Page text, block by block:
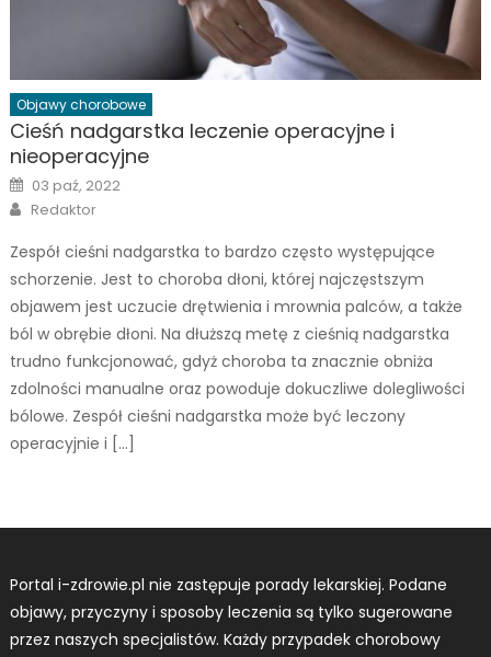
Objawy chorobowe
Cieśń nadgarstka leczenie operacyjne i
nieoperacyjne
Posted
on
03 paź, 2022
Author
Redaktor
Zespół cieśni nadgarstka to bardzo często występujące
schorzenie. Jest to choroba dłoni, której najczęstszym
objawem jest uczucie drętwienia i mrownia palców, a także
ból w obrębie dłoni. Na dłuższą metę z cieśnią nadgarstka
trudno funkcjonować, gdyż choroba ta znacznie obniża
zdolności manualne oraz powoduje dokuczliwe dolegliwości
bólowe. Zespół cieśni nadgarstka może być leczony
operacyjnie i […]
Portal i-zdrowie.pl nie zastępuje porady lekarskiej. Podane
objawy, przyczyny i sposoby leczenia są tylko sugerowane
przez naszych specjalistów. Każdy przypadek chorobowy